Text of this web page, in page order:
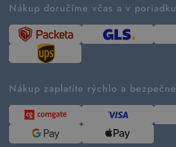
Návod ako nakupovať
Tabuľka veľkostí
Predávané značky
Kontakt
Ako tvoríme second hand
Časté otázky
Kde pomáhame
Udržateľnosť
Blog
Pre médiá
Nákup doručíme včas a v poriadku
Nákup zaplatíte rýchlo a bezpečne